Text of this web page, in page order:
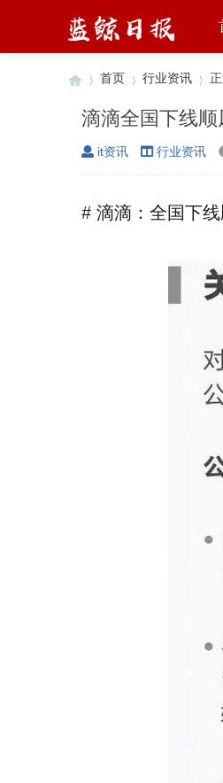
›
首页
›
行业资讯
›
滴滴全国下线
it资讯 行业资讯
# 滴滴：全国下